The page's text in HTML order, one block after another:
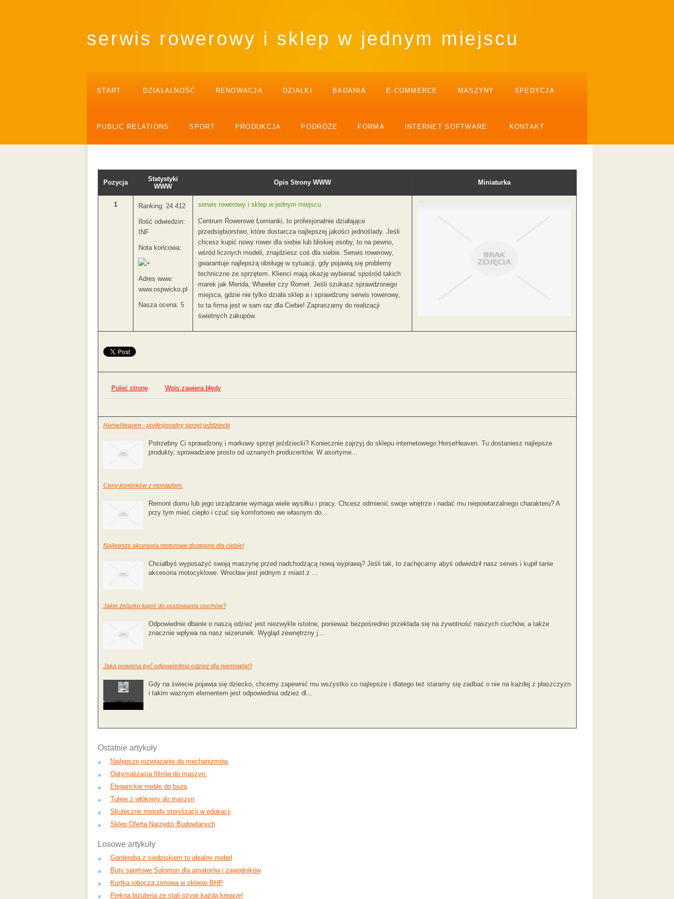
serwis rowerowy i sklep w jednym miejscu
START DZIAŁALNOŚĆ RENOWACJA DZIAŁKI BADANIA E-COMMERCE MASZYNY SPEDYCJA
PUBLIC RELATIONS SPORT PRODUKCJA PODRÓŻE FORMA INTERNET SOFTWARE KONTAKT
Pozycja
Statystyki
WWW
Opis Strony WWW Miniaturka
1 Ranking: 24 412
Ilość odwiedzin:
INF
Nota końcowa:
Adres www:
www.ospwicko.pl
Nasza ocena: 5
serwis rowerowy i sklep w jednym miejscu
Centrum Rowerowe Łomianki, to profesjonalnie działające
przedsiębiorstwo, które dostarcza najlepszej jakości jednoślady. Jeśli
chcesz kupić nowy rower dla siebie lub bliskiej osoby, to na pewno,
wśród licznych modeli, znajdziesz coś dla siebie. Serwis rowerowy,
gwarantuje najlepszą obsługę w sytuacji, gdy pojawią się problemy
techniczne ze sprzętem. Klienci mają okazję wybierać spośród takich
marek jak Merida, Wheeler czy Romet. Jeśli szukasz sprawdzonego
miejsca, gdzie nie tylko działa sklep a i sprawdzony serwis rowerowy,
to ta firma jest w sam raz dla Ciebie! Zapraszamy do realizacji
świetnych zakupów.
Poleć stronę Wpis zawiera błędy
HorseHeaven - profesjonalny sprzęt jeździecki
Potrzebny Ci sprawdzony i markowy sprzęt jeździecki? Koniecznie zajrzyj do sklepu internetowego HorseHeaven. Tu dostaniesz najlepsze
produkty, sprowadzane prosto od uznanych producentów. W asortyme...
Ceny kominków z montażem.
Remont domu lub jego urządzanie wymaga wiele wysiłku i pracy. Chcesz odmienić swoje wnętrze i nadać mu niepowtarzalnego charakteru? A
przy tym mieć ciepło i czuć się komfortowo we własnym do...
Najlepsze akcesoria motorowe dostępne dla ciebie!
Chciałbyś wyposażyć swoją maszynę przed nadchodzącą nową wyprawą? Jeśli tak, to zachęcamy abyś odwiedził nasz serwis i kupił tanie
akcesoria motocyklowe. Wrocław jest jednym z miast z ...
Jakie żelazko kupić do prasowania ciuchów?
Odpowiednie dbanie o naszą odzież jest niezwykle istotne, ponieważ bezpośrednio przekłada się na żywotność naszych ciuchów, a także
znacznie wpływa na nasz wizerunek. Wygląd zewnętrzny j...
Jaka powinna być odpowiednia odzież dla niemowląt?
Gdy na świecie pojawia się dziecko, chcemy zapewnić mu wszystko co najlepsze i dlatego też staramy się zadbać o nie na każdej z płaszczyzn
i takim ważnym elementem jest odpowiednia odzież dl...
Ostatnie artykuły
Najlepsze rozwiązanie do mechanizmów.
Optymalizacja filtrów do maszyn.
Eleganckie meble do biura
Tuleje z włókniny do maszyn
Skuteczne metody sterylizacji w edukacji
Sklep Oferta Narzędzi Budowlanych
Losowe artykuły
Garderoba z siedziskiem to idealny mebel
Buty sportowe Salomon dla amatorów i zawodników
Kurtka robocza zimowa w sklepie BHP
Piękna biżuteria ze stali ożywi każdą kreację!